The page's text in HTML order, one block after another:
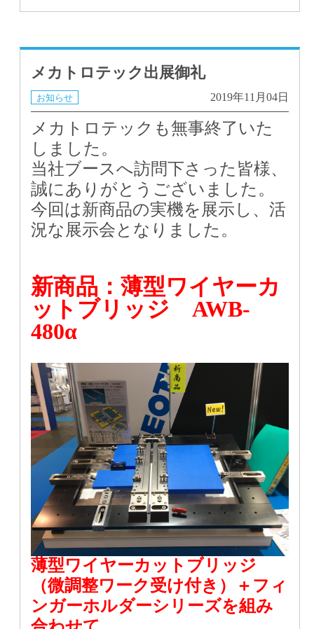
メカトロテック出展御礼
お知らせ 2019年11月04日
メカトロテックも無事終了いた
しました。
当社ブースへ訪問下さった皆様、
誠にありがとうございました。
今回は新商品の実機を展示し、活
況な展示会となりました。
新商品：薄型ワイヤーカ
ットブリッジ AWB-
480α
薄型ワイヤーカットブリッジ
（微調整ワーク受け付き）＋フィ
ンガーホルダーシリーズを組み